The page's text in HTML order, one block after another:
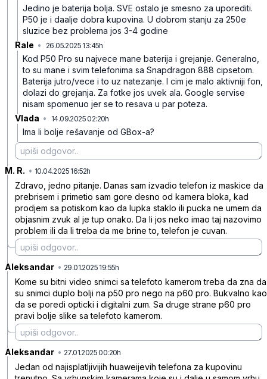
Jedino je baterija bolja. SVE ostalo je smesno za uporediti.
P50 je i daalje dobra kupovina. U dobrom stanju za 250e
sluzice bez problema jos 3-4 godine
Rale • 26.05.2025 13:45h
Kod P50 Pro su najvece mane baterija i grejanje. Generalno,
to su mane i svim telefonima sa Snapdragon 888 cipsetom.
Baterija jutro/vece i to uz natezanje. I cim je malo aktivniji fon,
dolazi do grejanja. Za fotke jos uvek ala. Google servise
nisam spomenuo jer se to resava u par poteza.
Vlada • 14.09.2025 02:20h
Ima li bolje rešavanje od GBox-a?
M. R. • 10.04.2025 16:52h
Zdravo, jedno pitanje. Danas sam izvadio telefon iz maskice da
prebrisem i primetio sam gore desno od kamera bloka, kad
prodjem sa potiskom kao da lupka staklo ili pucka ne umem da
objasnim zvuk al je tup onako. Da li jos neko imao taj nazovimo
problem ili da li treba da me brine to, telefon je cuvan.
Aleksandar • 29.01.2025 19:55h
Kome su bitni video snimci sa telefoto kamerom treba da zna da
su snimci duplo bolji na p50 pro nego na p60 pro. Bukvalno kao
da se poredi opticki i digitalni zum. Sa druge strane p60 pro
pravi bolje slike sa telefoto kamerom.
Aleksandar • 27.01.2025 00:20h
Jedan od najisplatljivijih huaweijevih telefona za kupovinu